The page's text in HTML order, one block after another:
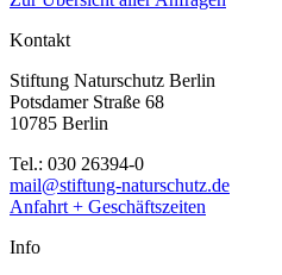
Kontakt
Stiftung Naturschutz Berlin
Potsdamer Straße 68
10785 Berlin
Tel.: 030 26394-0
mail@stiftung-naturschutz.de
Anfahrt + Geschäftszeiten
Info